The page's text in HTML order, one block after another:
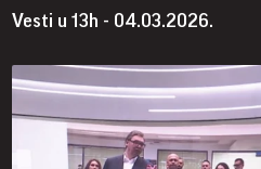
Vesti u 13h - 04.03.2026.